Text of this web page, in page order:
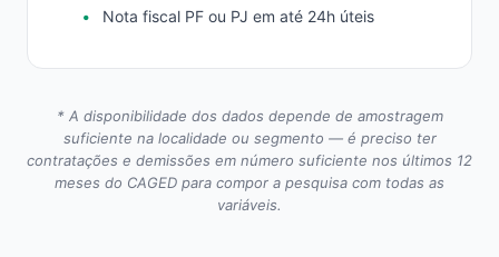
Nota fiscal PF ou PJ em até 24h úteis
* A disponibilidade dos dados depende de amostragem
suficiente na localidade ou segmento — é preciso ter
contratações e demissões em número suficiente nos últimos 12
meses do CAGED para compor a pesquisa com todas as
variáveis.